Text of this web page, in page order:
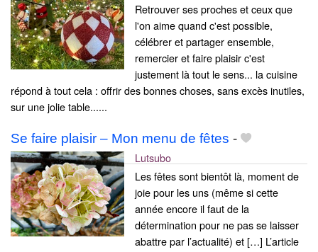
Retrouver ses proches et ceux que
l'on aime quand c'est possible,
célébrer et partager ensemble,
remercier et faire plaisir c'est
justement là tout le sens... la cuisine
répond à tout cela : offrir des bonnes choses, sans excès inutiles,
sur une jolie table......
Se faire plaisir – Mon menu de fêtes -
Lutsubo
Les fêtes sont bientôt là, moment de
joie pour les uns (même si cette
année encore il faut de la
détermination pour ne pas se laisser
abattre par l’actualité) et […] L’article